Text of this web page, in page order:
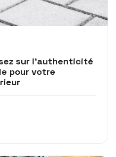
sur l’authenticité
pour votre